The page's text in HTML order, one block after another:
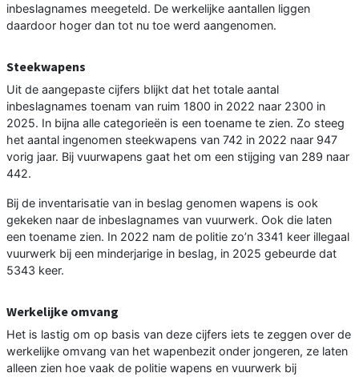
inbeslagnames meegeteld. De werkelijke aantallen liggen
daardoor hoger dan tot nu toe werd aangenomen.
Steekwapens
Uit de aangepaste cijfers blijkt dat het totale aantal
inbeslagnames toenam van ruim 1800 in 2022 naar 2300 in
2025. In bijna alle categorieën is een toename te zien. Zo steeg
het aantal ingenomen steekwapens van 742 in 2022 naar 947
vorig jaar. Bij vuurwapens gaat het om een stijging van 289 naar
442.
Bij de inventarisatie van in beslag genomen wapens is ook
gekeken naar de inbeslagnames van vuurwerk. Ook die laten
een toename zien. In 2022 nam de politie zo’n 3341 keer illegaal
vuurwerk bij een minderjarige in beslag, in 2025 gebeurde dat
5343 keer.
Werkelijke omvang
Het is lastig om op basis van deze cijfers iets te zeggen over de
werkelijke omvang van het wapenbezit onder jongeren, ze laten
alleen zien hoe vaak de politie wapens en vuurwerk bij